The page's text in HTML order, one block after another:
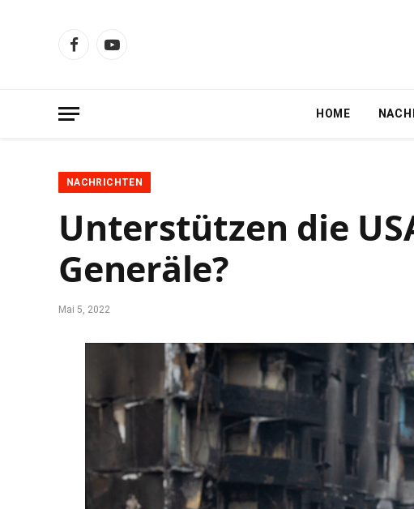
FacebookYouTube
HOME
NACHRICHTEN
Unterstützen die
Generäle?
Mai 5, 2022